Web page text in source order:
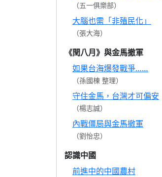
（五一俱樂部）
大腦也需「非殖民化」
（張大海）
《閏八月》與金馬撤軍
如果台海爆發戰爭……
（孫國棟 整理）
守住金馬，台灣才可偏安
（楊志誠）
內戰僵局與金馬撤軍
（劉怡忠）
認識中國
前進中的中國農村